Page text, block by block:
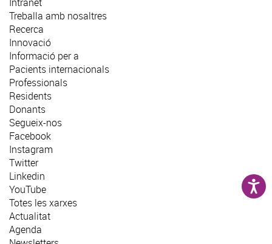
Treballa amb nosaltres
Recerca
Innovació
Informació per a
Pacients internacionals
Professionals
Residents
Donants
Segueix-nos
Facebook
Instagram
Twitter
Linkedin
YouTube
Totes les xarxes
Actualitat
Agenda